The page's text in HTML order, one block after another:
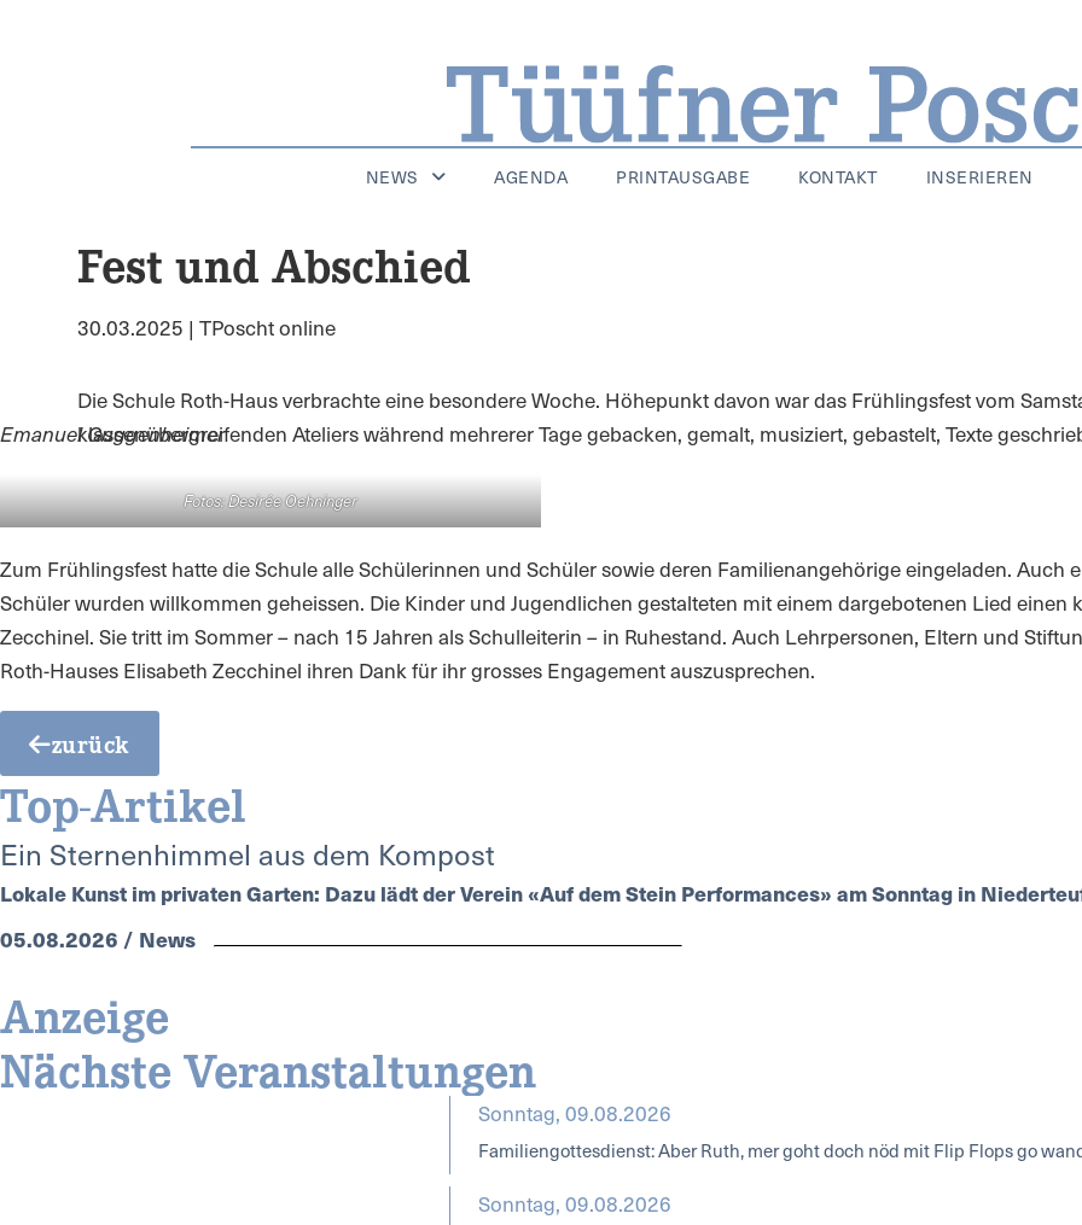
NEWS AGENDA PRINTAUSGABE KONTAKT INSERIEREN
Fest und Abschied
30.03.2025 | TPoscht online
Die Schule Roth-Haus verbrachte eine besondere Woche. Höhepunkt davon war das Frühlingsfest vom
klassenübergreifenden Ateliers während mehrerer Tage gebacken, gemalt, musiziert, gebastelt, Texte
Emanuel Guggenheimer
Fotos: Desirée Oehninger
Zum Frühlingsfest hatte die Schule alle Schülerinnen und Schüler sowie deren Familienangehörige eingeladen.
Schüler wurden willkommen geheissen. Die Kinder und Jugendlichen gestalteten mit einem dargebotenen Lied
Zecchinel. Sie tritt im Sommer – nach 15 Jahren als Schulleiterin – in Ruhestand. Auch Lehrpersonen, Eltern und
Roth-Hauses Elisabeth Zecchinel ihren Dank für ihr grosses Engagement auszusprechen.
zurück
Top-Artikel
Ein Sternenhimmel aus dem Kompost
Lokale Kunst im privaten Garten: Dazu lädt der Verein «Auf dem Stein Performances» am Sonntag in
05.08.2026 / News
Anzeige
Nächste Veranstaltungen
Sonntag, 09.08.2026
Familiengottesdienst: Aber Ruth, mer goht doch nöd mit Flip Flops go
Sonntag, 09.08.2026